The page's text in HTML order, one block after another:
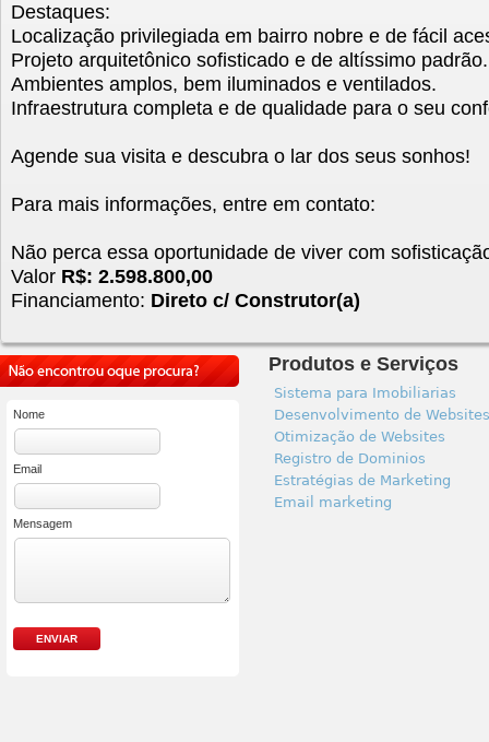
Destaques:
Localização privilegiada em bairro nobre e de fácil
Projeto arquitetônico sofisticado e de altíssimo padrão.
Ambientes amplos, bem iluminados e ventilados.
Infraestrutura completa e de qualidade para o seu
Agende sua visita e descubra o lar dos seus sonhos!
Para mais informações, entre em contato:
Não perca essa oportunidade de viver com
Valor R$: 2.598.800,00
Financiamento: Direto c/ Construtor(a)
Nome
Email
Mensagem
Produtos e Serviços
Sistema para Imobiliarias
Desenvolvimento de Websites
Otimização de Websites
Registro de Dominios
Estratégias de Marketing
Email marketing